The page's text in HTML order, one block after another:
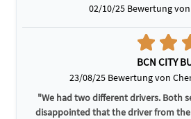
02/10/25 Bewertung
BCN CITY
23/08/25 Bewertung von
"We had two different drivers. Both
disappointed that the driver from